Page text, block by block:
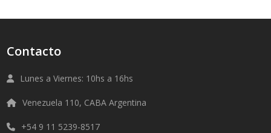
Contacto
Lunes a Viernes: 10hs a 16hs
Venezuela 110, CABA Argentina
+54 9 11 5239-8517